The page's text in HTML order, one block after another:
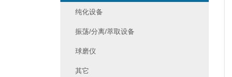
纯化设备
振荡/分离/萃取设备
球磨仪
其它